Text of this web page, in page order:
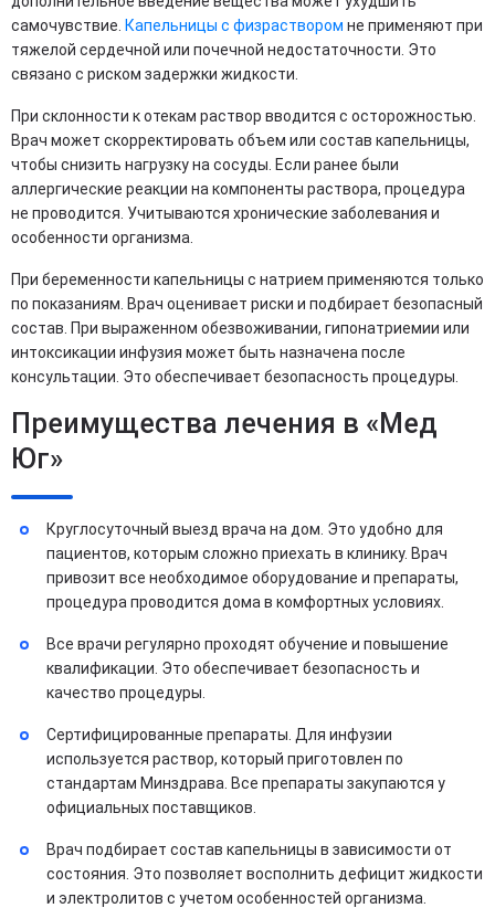
самочувствие. Капельницы с физраствором не применяют при
тяжелой сердечной или почечной недостаточности. Это
связано с риском задержки жидкости.
При склонности к отекам раствор вводится с осторожностью.
Врач может скорректировать объем или состав капельницы,
чтобы снизить нагрузку на сосуды. Если ранее были
аллергические реакции на компоненты раствора, процедура
не проводится. Учитываются хронические заболевания и
особенности организма.
При беременности капельницы с натрием применяются только
по показаниям. Врач оценивает риски и подбирает безопасный
состав. При выраженном обезвоживании, гипонатриемии или
интоксикации инфузия может быть назначена после
консультации. Это обеспечивает безопасность процедуры.
Преимущества лечения в «Мед
Юг»
Круглосуточный выезд врача на дом. Это удобно для
пациентов, которым сложно приехать в клинику. Врач
привозит все необходимое оборудование и препараты,
процедура проводится дома в комфортных условиях.
Все врачи регулярно проходят обучение и повышение
квалификации. Это обеспечивает безопасность и
качество процедуры.
Сертифицированные препараты. Для инфузии
используется раствор, который приготовлен по
стандартам Минздрава. Все препараты закупаются у
официальных поставщиков.
Врач подбирает состав капельницы в зависимости от
состояния. Это позволяет восполнить дефицит жидкости
и электролитов с учетом особенностей организма.